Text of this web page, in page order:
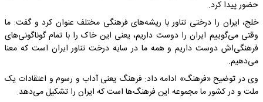
حضور پیدا کرد.
خلج، ایران را درختی تناور با ریشه‌های فرهنگی مختلف عنوان کرد و گفت: ما
وقتی می‌گوییم ایران را دوست داریم، یعنی این خاک را با تمام گوناگونی‌های
فرهنگی‌اش دوست داریم و همه ما در سایه درخت تناور ایران است که معنا
می‌دهیم.
وی در توضیح «فرهنگ» ادامه داد: فرهنگ یعنی آداب و رسوم و اعتقادات یک
ملت و در کشور ما مجموعه این فرهنگ‌ها است که ایران را تشکیل می‌دهد.